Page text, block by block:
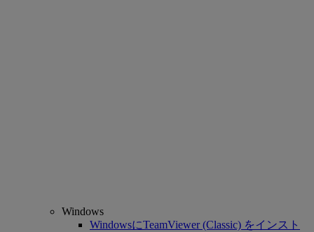
Windows
WindowsにTeamViewer (Classic) をインスト